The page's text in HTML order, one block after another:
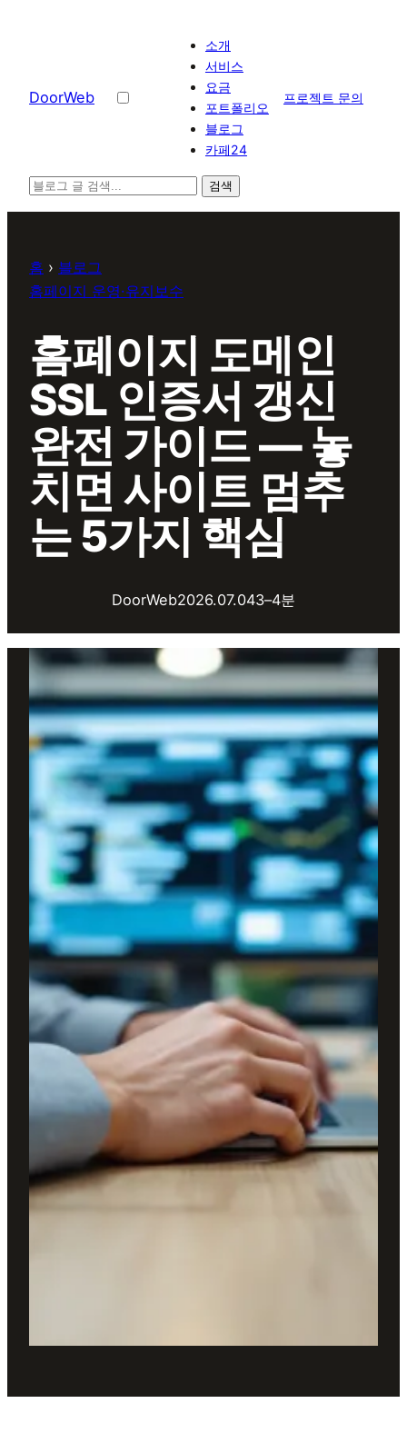
DoorWeb
소개
서비스
요금
포트폴리오
블로그
카페24
프로젝트 문의
검색
홈 › 블로그
홈페이지 운영·유지보수
홈페이지 도메인
SSL 인증서 갱신
완전 가이드 — 놓
치면 사이트 멈추
는 5가지 핵심
DoorWeb2026.07.043–4분